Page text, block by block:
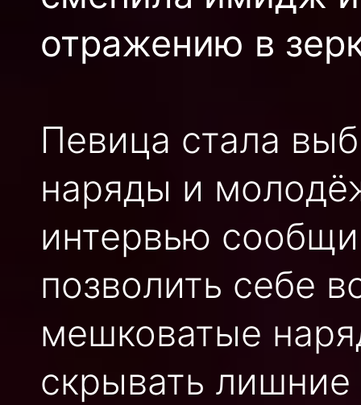
отражению в
Певица стала
наряды и
интервью
позволить себе
мешковатые
скрывать